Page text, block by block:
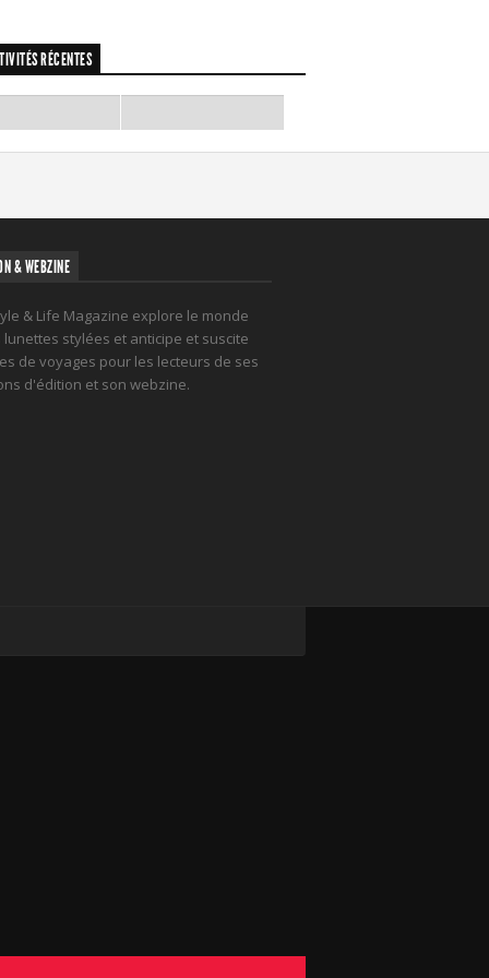
RÉCENTES
& WEBZINE
& Life Magazine explore le monde
lunettes stylées et anticipe et suscite
de voyages pour les lecteurs de ses
d'édition et son webzine.